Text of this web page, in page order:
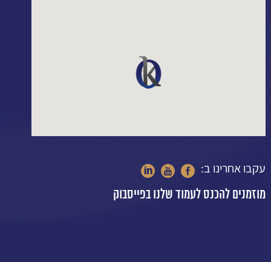
עקבו אחרינו ב:
מוזמנים להכנס לעמוד שלנו בפייסבוק